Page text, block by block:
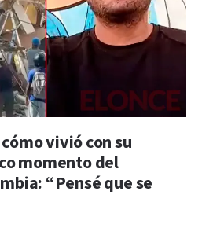
vivió con su
momento del
“Pensé que se